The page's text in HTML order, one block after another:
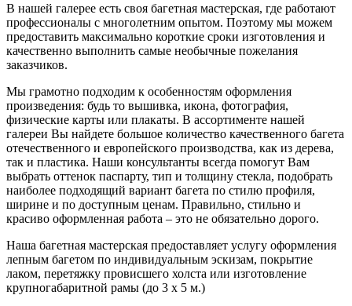
В нашей галерее есть своя багетная мастерская, где работают
профессионалы с многолетним опытом. Поэтому мы можем
предоставить максимально короткие сроки изготовления и
качественно выполнить самые необычные пожелания
заказчиков.
Мы грамотно подходим к особенностям оформления
произведения: будь то вышивка, икона, фотография,
физические карты или плакаты. В ассортименте нашей
галереи Вы найдете большое количество качественного багета
отечественного и европейского производства, как из дерева,
так и пластика. Наши консультанты всегда помогут Вам
выбрать оттенок паспарту, тип и толщину стекла, подобрать
наиболее подходящий вариант багета по стилю профиля,
ширине и по доступным ценам. Правильно, стильно и
красиво оформленная работа – это не обязательно дорого.
Наша багетная мастерская предоставляет услугу оформления
лепным багетом по индивидуальным эскизам, покрытие
лаком, перетяжку провисшего холста или изготовление
крупногабаритной рамы (до 3 х 5 м.)